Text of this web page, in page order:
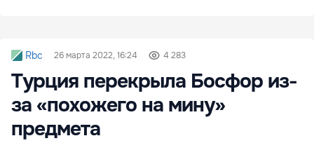
Rbc 26 марта 2022, 16:24 4 283
Турция перекрыла Босфор из-
за «похожего на мину»
предмета